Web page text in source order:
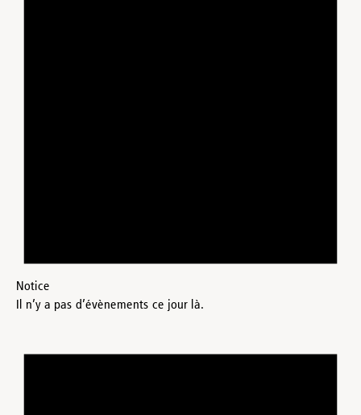
Notice
Il n’y a pas d’évènements ce jour là.